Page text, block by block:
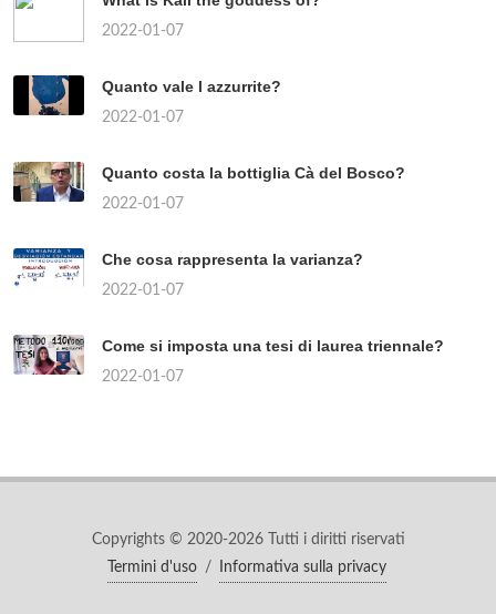
2022-01-07
Quanto vale l azzurrite?
2022-01-07
Quanto costa la bottiglia Cà del Bosco?
2022-01-07
Che cosa rappresenta la varianza?
2022-01-07
Come si imposta una tesi di laurea triennale?
2022-01-07
Copyrights © 2020-2026 Tutti i diritti riservati
Termini d'uso
/ Informativa sulla privacy